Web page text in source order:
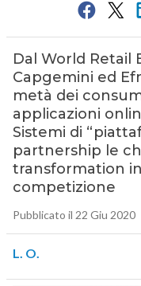
Dal World Retail
Capgemini ed
metà dei
applicazioni
Sistemi di
partnership le
transformation
competizione
Pubblicato il 22 Giu 2020
L. O.